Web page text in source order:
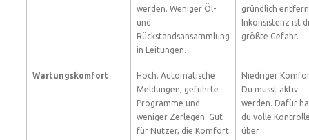
werden. Weniger Öl-
und
Rückstandsansammlung
in Leitungen.
gründlich
Inkonsistenz ist
größte Gefahr.
Wartungskomfort
Hoch. Automatische
Meldungen, geführte
Programme und
weniger Zerlegen. Gut
für Nutzer, die Komfort
Niedriger
Du musst aktiv
werden. Dafür
du volle
über